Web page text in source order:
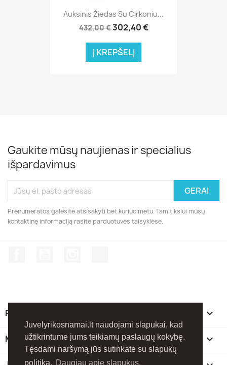
Juvelyrikosnamai.lt naudojami slapukai, kad
užtikrintume jums teikiamų paslaugų kokybę.
Tęsdami naršymą jūs sutinkate su slapukų
politika. Daugiau apie slapukus.
Auksinis Žiedas Su Cirkoniu...
432,00 €302,40 €
Į KREPŠELĮ
Gaukite mūsų naujienas ir specialius
išpardavimus
Prenumeratos galėsite atsisakyti bet kuriuo metu. Tam tikslui mūsų
kontaktinę informaciją rasite parduotuvės taisyklėse.
PREKĖS 
MŪSŲ ĮMONĖ 